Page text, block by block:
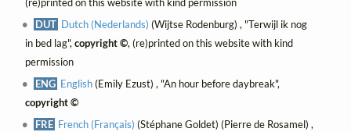
(re)printed on this website with kind permission
DUT Dutch (Nederlands) (Wijtse Rodenburg) , "Terwijl ik nog
in bed lag",copyright ©, (re)printed on this website with kind
permission
ENG English(Emily Ezust) , "An hour before daybreak",
copyright ©
FRE French (Français) (Stéphane Goldet) (Pierre de Rosamel) ,